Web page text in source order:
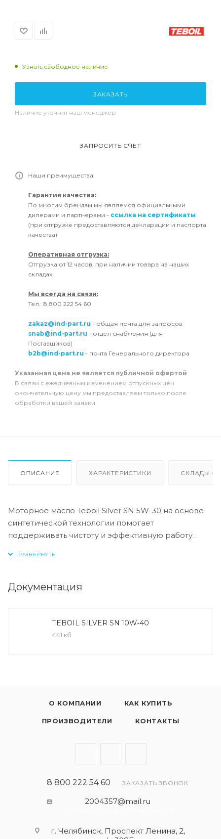
Узнать свободное наличие
ЗАКАЗАТЬ
Наличие уточнит наш менеджер
ЗАПРОСИТЬ СЧЕТ
Наши преимущества:
Гарантия качества:
По многим брендам мы являемся официальными
дилерами и партнерами - ссылка на сертификаты
(при отгрузке предоставляются декларации и паспорта
качества)
Оперативная отгрузка:
Отгрузка от 12 часов, при наличии товара на наших
складах
Мы всегда на связи:
Тел.: 8 800 222 54 60
zakaz@ind-part.ru - общая почта для запросов
snab@ind-part.ru - отдел снабжения (для
Поставщиков)
b2b@ind-part.ru - почта Генерального директора
Указанная цена не является публичной офертой
В связи с ежедневным изменением отпускных цен
окончательную цену мы предоставляем только после
обработки вашей заявки.
ОПИСАНИЕ ХАРАКТЕРИСТИКИ СКЛАДЫ
Моторное масло Teboil Silver SN 5W-30 на основе
синтетической технологии помогает
поддерживать чистоту и эффективную работу
защиту от износа. Улучшенная защита при низких
Области применения
Рекомендовано к всесезонному применению в
Документация
TEBOIL SILVER SN 10W‑40
441 кб
О КОМПАНИИ КАК КУПИТЬ
ПРОИЗВОДИТЕЛИ КОНТАКТЫ
8 800 222 54 60 ЗАКАЗАТЬ ЗВОНОК
2004357@mail.ru
г. Челябинск, Проспект Ленина, 2,